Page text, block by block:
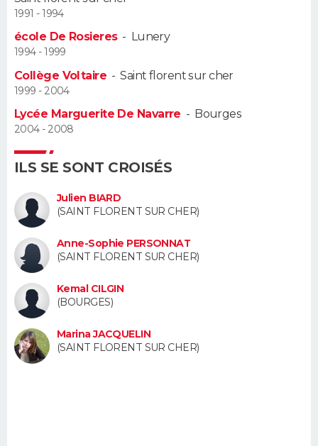
VOYAGE
BONS PLANS
CARTE DE VOEUX
Carte de Noël
Carte Bonne année
Carte Saint-Valentin
Carte Pâques
Carte d'anniversaire
DICTIONNAIRE
Dictionnaire
Biographies
Citations
Expressions
Proverbes
PROGRAMME TV
COPAINS D'AVANT
S'inscrire
Se connecter
Lycées
Collèges
Primaires
Universités
Entreprises
Service militaire
Avis de recherche
AVIS DE DÉCÈS
FORUM
Bricolage
Lifestyle
Culture
Sport
Auto
Television
Voyage
Cinema
1991 - 1994
école De Rosieres- Lunery
1994 - 1999
Collège Voltaire -Saint florent sur cher
1999 - 2004
Lycée Marguerite De Navarre - Bourges
2004 - 2008
ILS SE SONT CROISÉS
Julien BIARD
(SAINT FLORENT SUR CHER)
Anne-Sophie PERSONNAT
(SAINT FLORENT SUR CHER)
Kemal CILGIN
(BOURGES)
Marina JACQUELIN
(SAINT FLORENT SUR CHER)